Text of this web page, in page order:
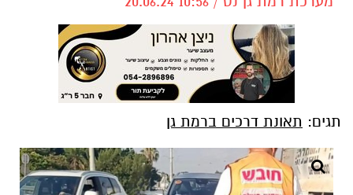
תגים: תאונת דרכים ברמת גן